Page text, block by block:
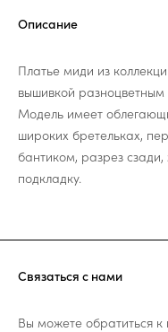
Описание
Платье миди из
вышивкой
Модель имеет
широких бретельках,
бантиком, разрез
подкладку.
Связаться с нами
Вы можете обратиться